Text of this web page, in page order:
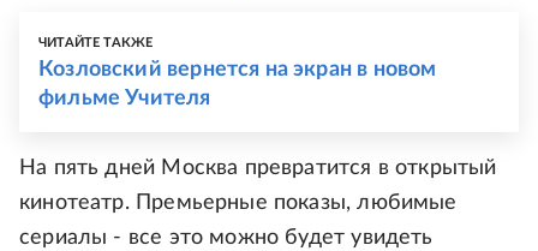
ЧИТАЙТЕ ТАКЖЕ
Козловский вернется на экран в новом
фильме Учителя
На пять дней Москва превратится в открытый
кинотеатр. Премьерные показы, любимые
сериалы - все это можно будет увидеть